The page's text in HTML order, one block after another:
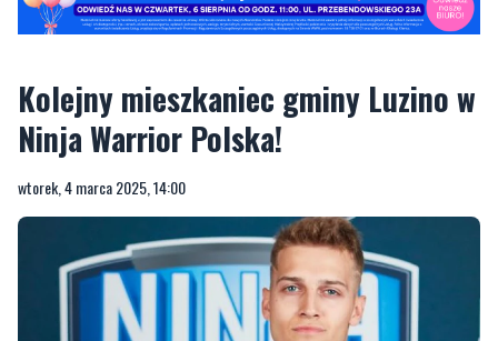
Kolejny mieszkaniec gminy Luzino w
wtorek, 4 marca 2025, 14:00